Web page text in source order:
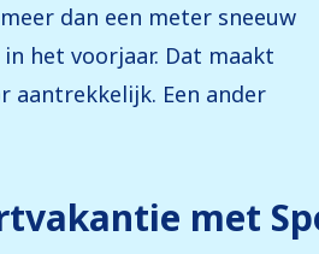
dan een meter sneeuw
het voorjaar. Dat maakt
aantrekkelijk. Een ander
en kies uit activiteiten
Een wintersport in
met